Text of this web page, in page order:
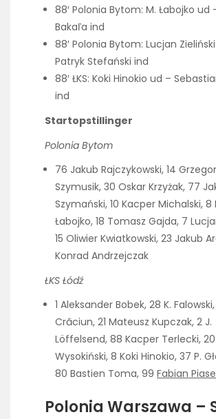
88′ Polonia Bytom: M. Łabojko ud
Bakaľa ind
88′ Polonia Bytom: Lucjan
Patryk Stefański ind
88′ ŁKS: Koki Hinokio ud –
ind
Startopstillinger
Polonia Bytom
76 Jakub Rajczykowski, 14
Szymusik, 30 Oskar Krzyżak, 77
Szymański, 10 Kacper Michalski, 8
Łabojko, 18 Tomasz Gajda, 7
15 Oliwier Kwiatkowski, 23 Jakub
Konrad Andrzejczak
ŁKS Łódź
1 Aleksander Bobek, 28 K.
Crăciun, 21 Mateusz Kupczak, 2 J.
Löffelsend, 88 Kacper Terlecki,
Wysokiński, 8 Koki Hinokio, 37 P.
80 Bastien Toma, 99 Fabian
Polonia Warszawa –